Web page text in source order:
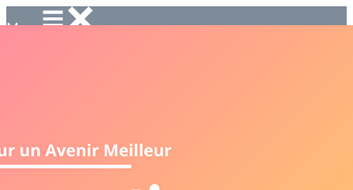
Menu
Solidarité International
Ajoutez un logo, un bouton, des réseaux sociaux